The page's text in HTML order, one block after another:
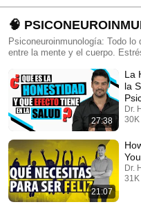
🧠
Psiconeuroinmunología: Todo
entre la mente y el cuerpo.
27:38
La
la
Dr.
21:07
Dr.